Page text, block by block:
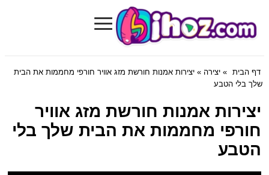
Bihoz.com
≡
דף הבית » יצירה » יצירות אמנות חורשת מזג אוויר חורפי מחממות את הבית
שלך בלי הטבע
יצירות אמנות חורשת מזג אוויר
חורפי מחממות את הבית שלך בלי
הטבע